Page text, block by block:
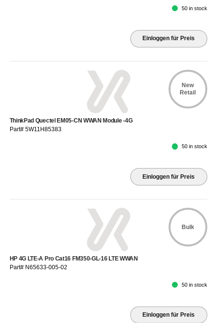
50 in stock
Einloggen für Preis
New
Retail
ThinkPad Quectel EM05-CN WWAN Module -4G
Part# 5W11H85383
50 in stock
Einloggen für Preis
Bulk
HP 4G LTE-A Pro Cat16 FM350-GL-16 LTE WWAN
Part# N65633-005-02
50 in stock
Einloggen für Preis